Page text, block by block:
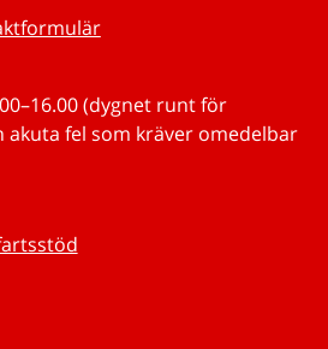
(dygnet runt för
fel som kräver omedelbar